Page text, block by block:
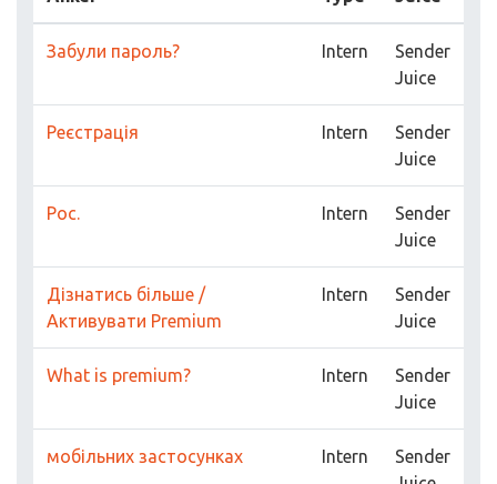
Забули пароль? Intern
Sender
Juice
Реєстрація Intern
Sender
Juice
Рос. Intern
Sender
Juice
Дізнатись більше /
Активувати Premium
Intern
Sender
Juice
What is premium? Intern
Sender
Juice
мобільних застосунках Intern
Sender